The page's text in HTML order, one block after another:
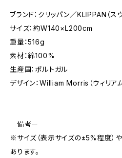
ブランド：クリッパン／KLIPPAN（ス
サイズ：約W140×L200cm
重量：516g
素材：綿100%
生産国：ポルトガル
デザイン：William Morris（ウィリアム
―備考ー
※サイズ（表示サイズの±5%程度）
あります。